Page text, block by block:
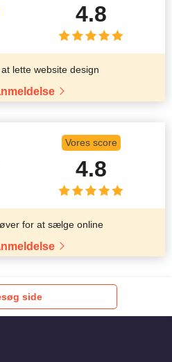
4.8
lette website design
Vores score
4.8
for at sælge online
side